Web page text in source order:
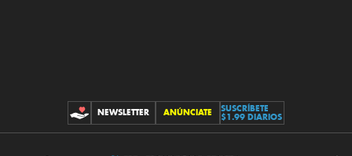
CONTRIBUCIONES
NEWSLETTER ANÚNCIATE
SUSCRÍBETE
$1.99 DIARIOS